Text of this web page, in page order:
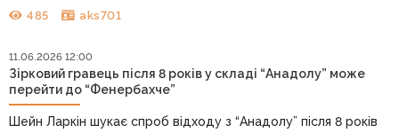
485 aks701
11.06.2026 12:00
Зірковий гравець після 8 років у складі “Анадолу” може
перейти до “Фенербахче”
Шейн Ларкін шукає спроб відходу з “Анадолу” після 8 років